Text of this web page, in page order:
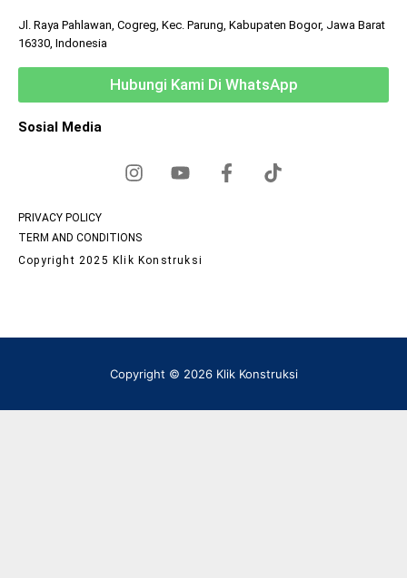
Jl. Raya Pahlawan, Cogreg, Kec. Parung, Kabupaten Bogor, Jawa Barat
16330, Indonesia
Hubungi Kami Di WhatsApp
Sosial Media
PRIVACY POLICY
TERM AND CONDITIONS
Copyright 2025 Klik Konstruksi
Copyright © 2026 Klik Konstruksi